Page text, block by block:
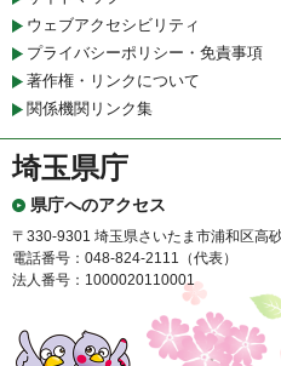
ウェブアクセシビリティ
プライバシーポリシー・免責事項
著作権・リンクについて
関係機関リンク集
埼玉県庁
県庁へのアクセス
〒330-9301 埼玉県さいたま市浦和区高
電話番号：048-824-2111（代表）
法人番号：1000020110001